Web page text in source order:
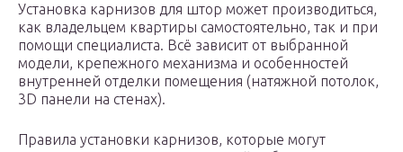
Установка карнизов для штор может производиться,
как владельцем квартиры самостоятельно, так и при
помощи специалиста. Всё зависит от выбранной
модели, крепежного механизма и особенностей
внутренней отделки помещения (натяжной потолок,
3D панели на стенах).
Правила установки карнизов, которые могут